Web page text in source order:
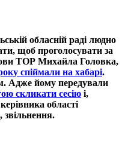
обласній раді людно
щоб проголосувати за
ТОР Михайла Головка,
спіймали на хабарі.
Адже йому передували
скликати сесію і,
області
звільнення.